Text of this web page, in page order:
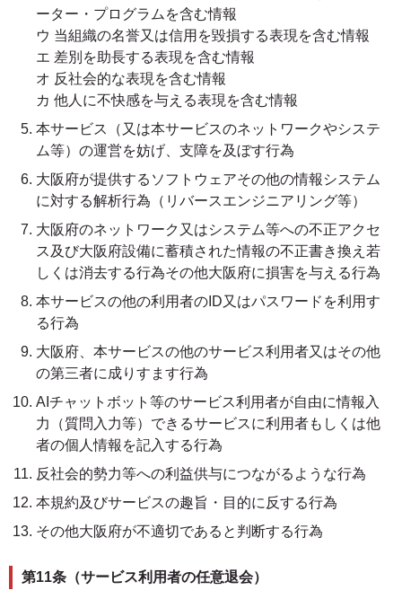
ーター・プログラムを含む情報
ウ 当組織の名誉又は信用を毀損する表現を含む情報
エ 差別を助長する表現を含む情報
オ 反社会的な表現を含む情報
カ 他人に不快感を与える表現を含む情報
本サービス（又は本サービスのネットワークやシステ
ム等）の運営を妨げ、支障を及ぼす行為
大阪府が提供するソフトウェアその他の情報システム
に対する解析行為（リバースエンジニアリング等）
大阪府のネットワーク又はシステム等への不正アクセ
ス及び大阪府設備に蓄積された情報の不正書き換え若
しくは消去する行為その他大阪府に損害を与える行為
本サービスの他の利用者のID又はパスワードを利用す
る行為
大阪府、本サービスの他のサービス利用者又はその他
の第三者に成りすます行為
AIチャットボット等のサービス利用者が自由に情報入
力（質問入力等）できるサービスに利用者もしくは他
者の個人情報を記入する行為
反社会的勢力等への利益供与につながるような行為
本規約及びサービスの趣旨・目的に反する行為
その他大阪府が不適切であると判断する行為
第11条（サービス利用者の任意退会）